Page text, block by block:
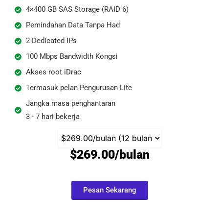
4×400 GB SAS Storage (RAID 6)
Pemindahan Data Tanpa Had
2 Dedicated IPs
100 Mbps Bandwidth Kongsi
Akses root iDrac
Termasuk pelan Pengurusan Lite
Jangka masa penghantaran
3 - 7 hari bekerja
$269.00/bulan
Pesan Sekarang